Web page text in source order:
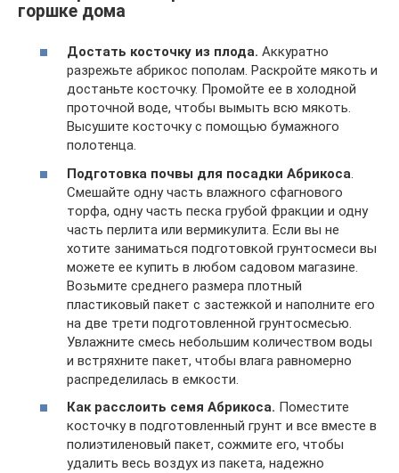
горшке дома
Достать косточку из плода. Аккуратно
разрежьте абрикос пополам. Раскройте мякоть и
достаньте косточку. Промойте ее в холодной
проточной воде, чтобы вымыть всю мякоть.
Высушите косточку с помощью бумажного
полотенца.
Подготовка почвы для посадки Абрикоса.
Смешайте одну часть влажного сфагнового
торфа, одну часть песка грубой фракции и одну
часть перлита или вермикулита. Если вы не
хотите заниматься подготовкой грунтосмеси вы
можете ее купить в любом садовом магазине.
Возьмите среднего размера плотный
пластиковый пакет с застежкой и наполните его
на две трети подготовленной грунтосмесью.
Увлажните смесь небольшим количеством воды
и встряхните пакет, чтобы влага равномерно
распределилась в емкости.
Как расслоить семя Абрикоса. Поместите
косточку в подготовленный грунт и все вместе в
полиэтиленовый пакет, сожмите его, чтобы
удалить весь воздух из пакета, надежно